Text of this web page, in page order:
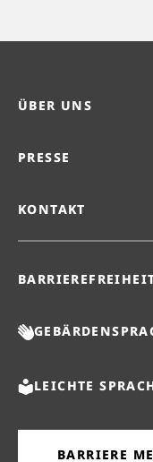
ÜBER UNS
PRESSE
KONTAKT
LEICHTE
BARRIERE